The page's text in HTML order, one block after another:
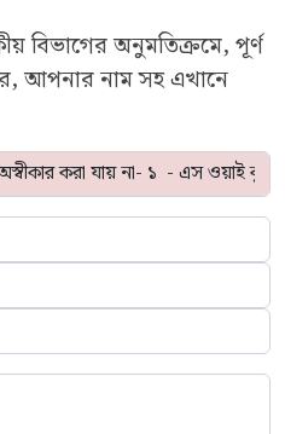
বিভাগের অনুমতিক্রমে, পূর্ণ
আপনার নাম সহ এখানে